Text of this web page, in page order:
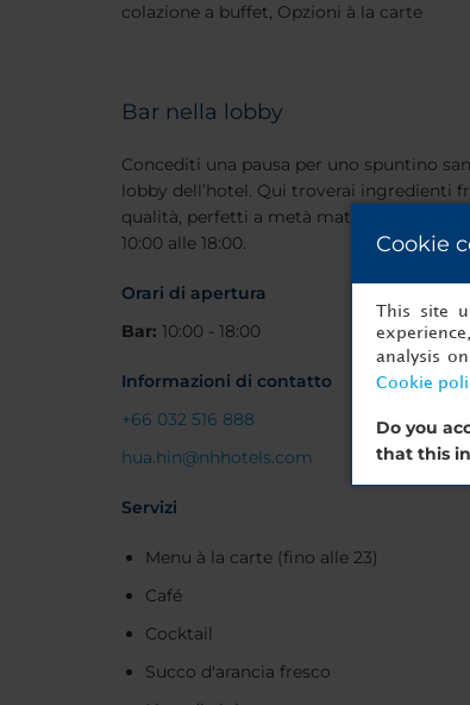
colazione a buffet, Opzioni à la carte
Bar nella lobby
Concediti una pausa per uno spuntino
lobby dell’hotel. Qui troverai ingredienti
qualità, perfetti a metà mattina, a pranzo
10:00 alle 18:00.
Orari di apertura
Bar: 10:00 - 18:00
Informazioni di contatto
+66 032 516 888
hua.hin@nhhotels.com
Servizi
Menu à la carte (fino alle 23)
Café
Cocktail
Succo d'arancia fresco
Cookie
This site
analysis
Cookie
Do you
that this